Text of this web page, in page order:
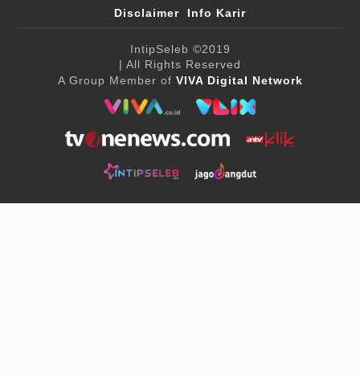
Disclaimer
Info Karir
IntipSeleb ©2019
| All Rights Reserved
A Group Member of VIVA Digital Network